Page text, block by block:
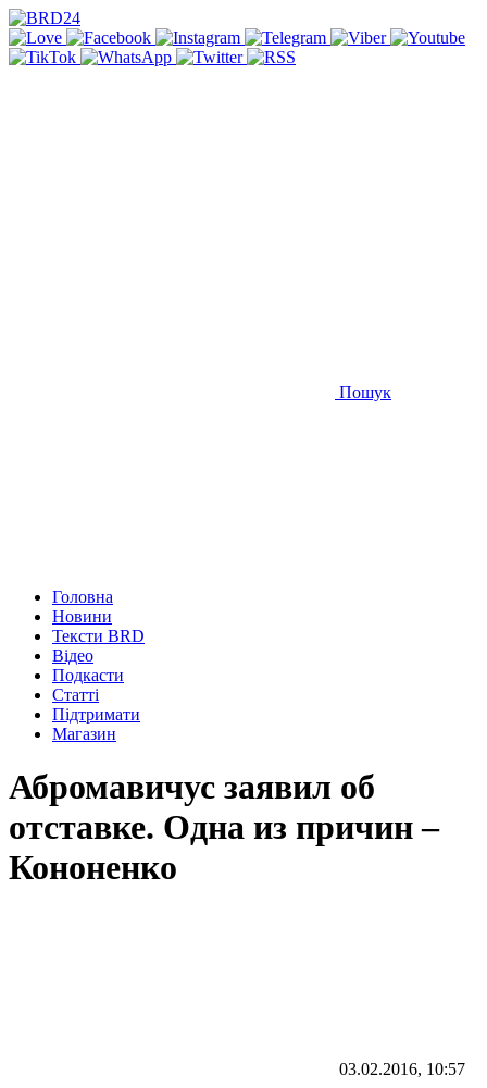
Пошук
Головна
Новини
Тексти BRD
Відео
Подкасти
Статті
Підтримати
Магазин
Абромавичус заявил об
отставке. Одна из причин –
Кононенко
03.02.2016, 10:57